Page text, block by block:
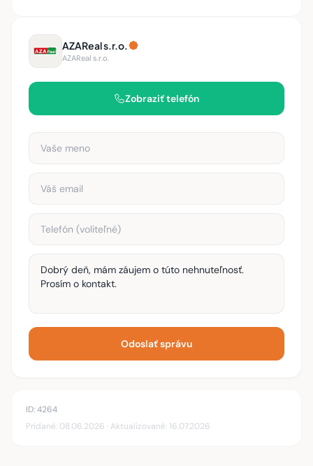
AZAReal s.r.o.
AZAReal s.r.o.
Zobraziť telefón
Odoslať správu
ID: 4264
Pridané: 08.06.2026 · Aktualizované: 16.07.2026